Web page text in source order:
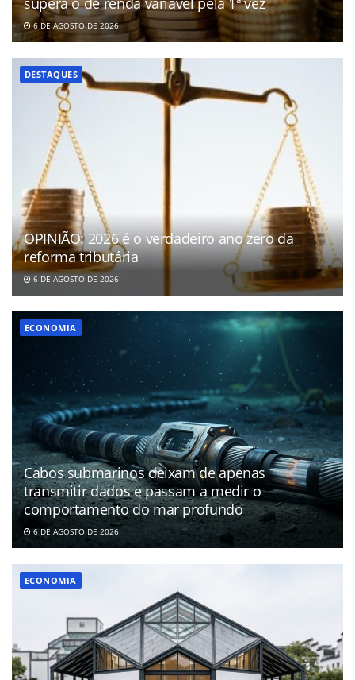
6 DE AGOSTO DE 2026
DESTAQUES
OPINIÃO: 2026 é o verdadeiro ano zero da
reforma tributária
6 DE AGOSTO DE 2026
ECONOMIA
Cabos submarinos deixam de apenas
transmitir dados e passam a medir o
comportamento do mar profundo
6 DE AGOSTO DE 2026
ECONOMIA